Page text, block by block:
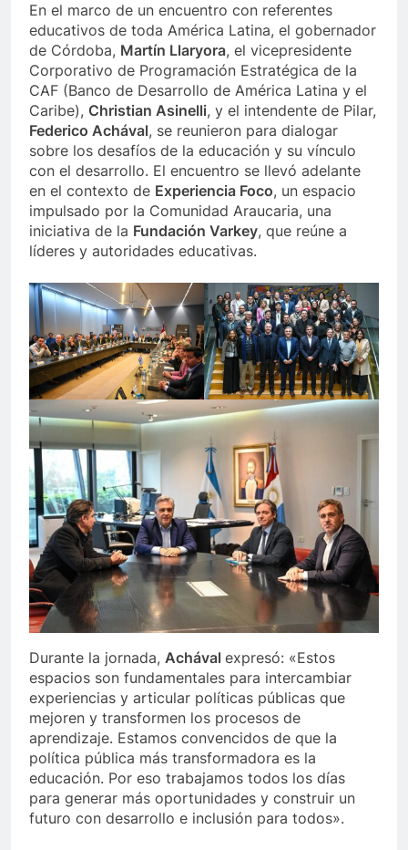
En el marco de un encuentro con referentes
educativos de toda América Latina, el gobernador
de Córdoba, Martín Llaryora, el vicepresidente
Corporativo de Programación Estratégica de la
CAF (Banco de Desarrollo de América Latina y el
Caribe), Christian Asinelli, y el intendente de Pilar,
Federico Achával, se reunieron para dialogar
sobre los desafíos de la educación y su vínculo
con el desarrollo. El encuentro se llevó adelante
en el contexto de Experiencia Foco, un espacio
impulsado por la Comunidad Araucaria, una
iniciativa de la Fundación Varkey, que reúne a
líderes y autoridades educativas.
Durante la jornada, Achával expresó: «Estos
espacios son fundamentales para intercambiar
experiencias y articular políticas públicas que
mejoren y transformen los procesos de
aprendizaje. Estamos convencidos de que la
política pública más transformadora es la
educación. Por eso trabajamos todos los días
para generar más oportunidades y construir un
futuro con desarrollo e inclusión para todos».